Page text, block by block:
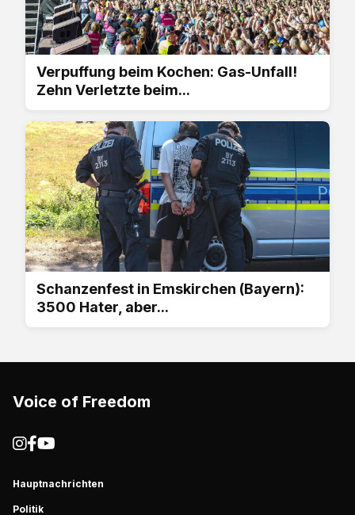
Verpuffung beim Kochen: Gas-Unfall!
Zehn Verletzte beim...
Schanzenfest in Emskirchen (Bayern):
3500 Hater, aber...
Voice of Freedom
Hauptnachrichten
Politik